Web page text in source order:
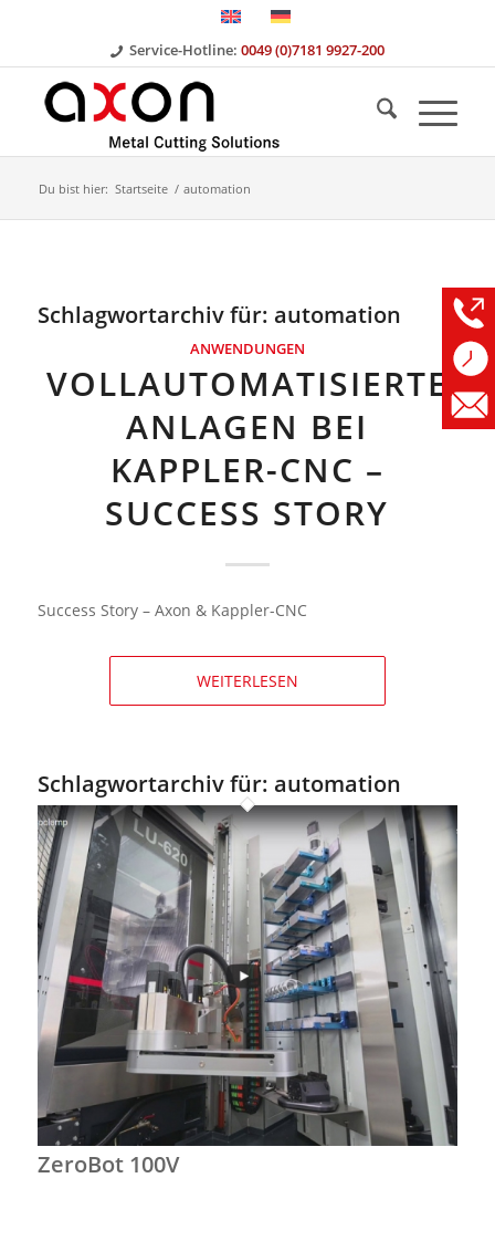
Service-Hotline:0049 (0)7181 9927-200
Du bist hier: Startseite / automation
Schlagwortarchiv für: automation
ANWENDUNGEN
VOLLAUTOMATISIERTE
ANLAGEN BEI
KAPPLER-CNC –
SUCCESS STORY
Success Story – Axon & Kappler-CNC
WEITERLESEN
Schlagwortarchiv für: automation
ZeroBot 100V